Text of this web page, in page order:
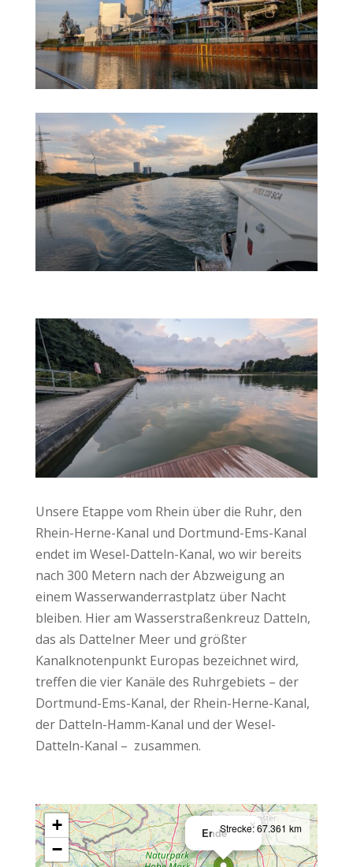
Unsere Etappe vom Rhein über die Ruhr, den
Rhein-Herne-Kanal und Dortmund-Ems-Kanal
endet im Wesel-Datteln-Kanal, wo wir bereits
nach 300 Metern nach der Abzweigung an
einem Wasserwanderrastplatz über Nacht
bleiben. Hier am Wasserstraßenkreuz Datteln,
das als Dattelner Meer und größter
Kanalknotenpunkt Europas bezeichnet wird,
treffen die vier Kanäle des Ruhrgebiets – der
Dortmund-Ems-Kanal, der Rhein-Herne-Kanal,
der Datteln-Hamm-Kanal und der Wesel-
Datteln-Kanal – zusammen.